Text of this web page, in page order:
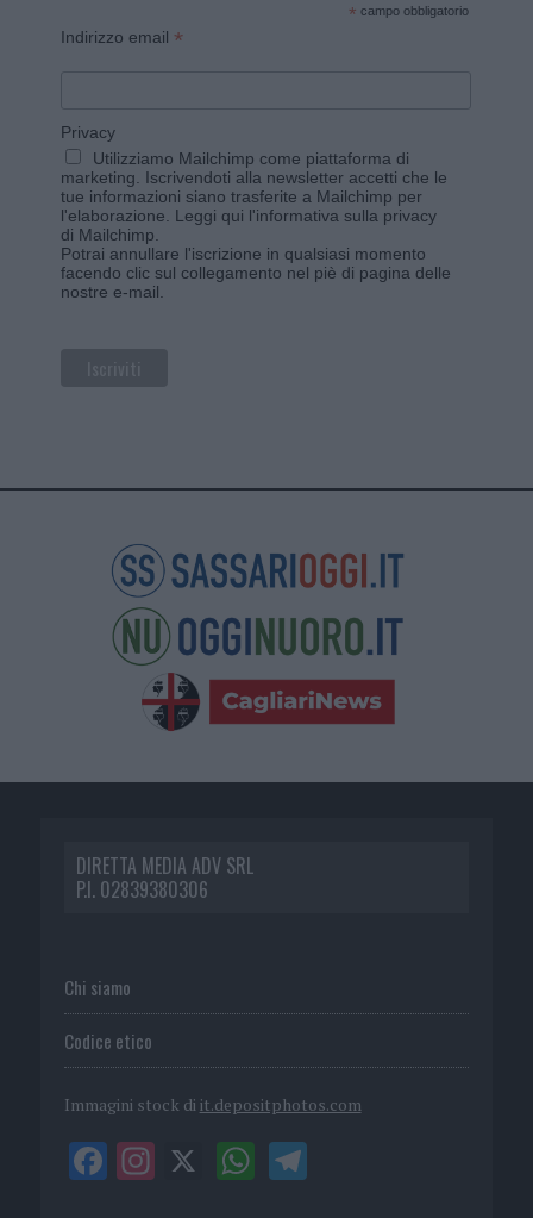
* campo obbligatorio
Indirizzo email *
Privacy
Utilizziamo Mailchimp come piattaforma di
marketing. Iscrivendoti alla newsletter accetti che le
tue informazioni siano trasferite a Mailchimp per
l'elaborazione. Leggi qui l'informativa sulla privacy
di Mailchimp
Potrai annullare l'iscrizione in qualsiasi momento
facendo clic sul collegamento nel piè di pagina delle
nostre e-mail.
DIRETTA MEDIA ADV SRL
P.I. 02839380306
Chi siamo
Codice etico
Immagini stock di it.depositphotos.com